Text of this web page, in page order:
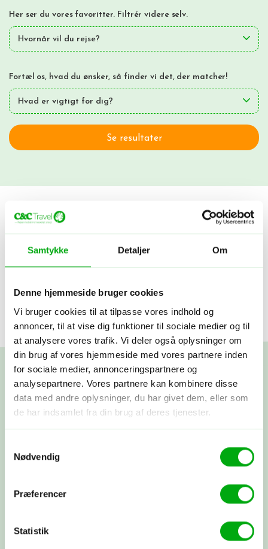
Samtykke Detaljer Om
Denne hjemmeside bruger cookies
Vi bruger cookies til at tilpasse vores indhold og
annoncer, til at vise dig funktioner til sociale medier og til
at analysere vores trafik. Vi deler også oplysninger om
din brug af vores hjemmeside med vores partnere inden
for sociale medier, annonceringspartnere og
analysepartnere. Vores partnere kan kombinere disse
data med andre oplysninger, du har givet dem, eller som
de har indsamlet fra din brug af deres tjenester.
Nødvendig
Præferencer
Statistik
Her ser du vores favoritter. Filtrér videre selv.
Hvornår vil du rejse?
Fortæl os, hvad du ønsker, så finder vi det, der matcher!
Hvad er vigtigt for dig?
Se resultater
Viserud af
Skræddersy din egen
Fortæl os om dine rejsedrømme! Vi lytter, spørger ind og
skræddersyet rejseforslag. Hvis synes om det, går vi i
gang med at booke fly, hoteller og oplevelser, præcis
rejse med os i ryggen - og vi tager os af alt det